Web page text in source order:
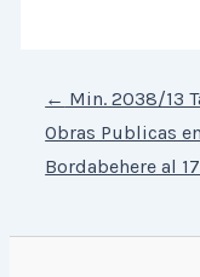
← Min. 2038/13
Obras Publicas en
Bordabehere al